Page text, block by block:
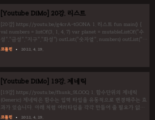
지막에 null로 끝나는" 배열을 말합니다. 따라서 text1과 te..
[Youtube DiMo] 20강. 리스트
[20강] https://youtu.be/g4crA-tGONA 1. 리스트 fun main() {
val numbers = listOf(3, 1, 4, 7) var planet = mutableListOf("수
성","금성","지구","화성") outList("숫자열", numbers) outList("행
성", planet) planet.add("목성") outList("목성 추가", planet)
코틀린 2022. 4. 29.
[Youtube DiMo] 19강. 제네릭
[19강] https://youtu.be/fhunk_9LOOQ 1. 함수단위의 제네릭
(Generic) 제네릭은 함수는 입력 타입을 유동적으로 변경해주는 효
과가 있습니다. 아래 처럼 여러타입을 각각 만들어 줄 필요가 없습
니다. 문법 : fun 함수명(인자들 : 제네릭기호) {바디} fun main() {
코틀린 2022. 4. 29.